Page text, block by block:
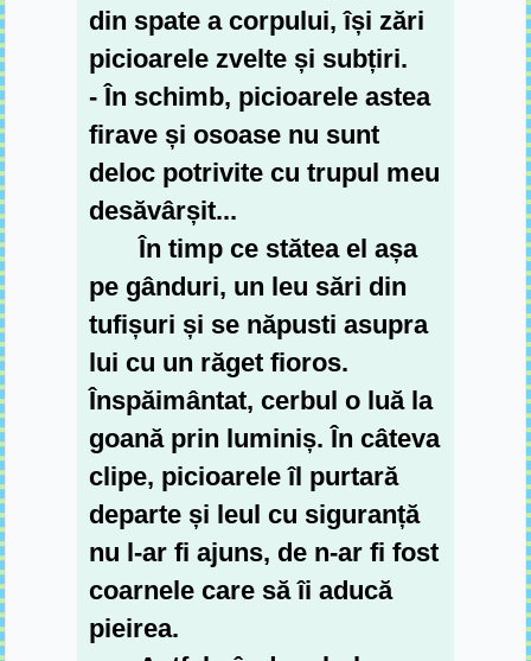
din spate a corpului, își zări
picioarele zvelte și subțiri.
- În schimb, picioarele astea
firave și osoase nu sunt
deloc potrivite cu trupul meu
desăvârșit...
În timp ce stătea el așa
pe gânduri, un leu sări din
tufișuri și se năpusti asupra
lui cu un răget fioros.
Înspăimântat, cerbul o luă la
goană prin luminiș. În câteva
clipe, picioarele îl purtară
departe și leul cu siguranță
nu l-ar fi ajuns, de n-ar fi fost
coarnele care să îi aducă
pieirea.